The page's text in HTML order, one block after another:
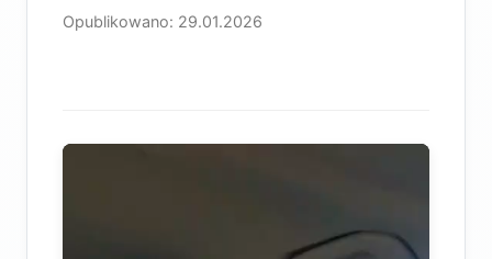
Opublikowano: 29.01.2026